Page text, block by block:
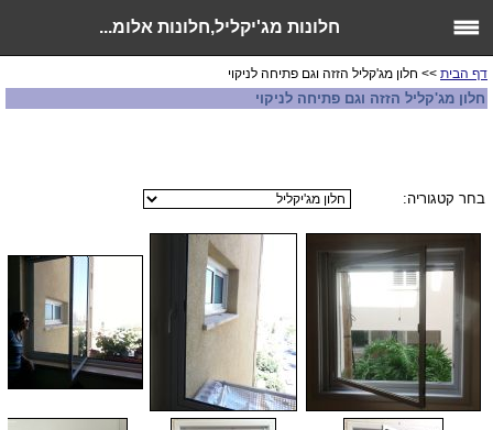
חלונות מג'יקליל,חלונות אלומ...
דף הבית >> חלון מג'קליל הזזה וגם פתיחה לניקוי
חלון מג'קליל הזזה וגם פתיחה לניקוי